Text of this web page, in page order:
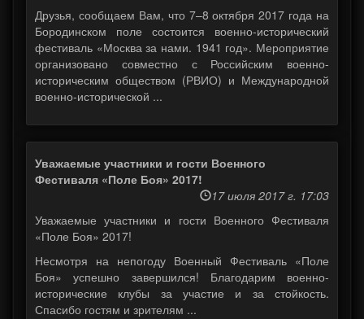
Друзья, сообщаем Вам, что 7–8 октября 2017 года на
Бородинском поле состоится военно-исторический
фестиваль «Москва за нами. 1941 год». Мероприятие
организовано совместно с Российским военно-
историческим обществом (РВИО) и Международной
военно-исторической ...
Уважаемые участники и гости Военного
Фестиваля «Поле Боя» 2017!
17 июля 2017 г. 17:03
Уважаемые участники и гости Военного Фестиваля
«Поле Боя» 2017!
Несмотря на непогоду Военный Фестиваль «Поле
Боя» успешно завершился! Благодарим военно-
исторические клубы за участие и за стойкость.
Спасибо гостям и зрителям ...